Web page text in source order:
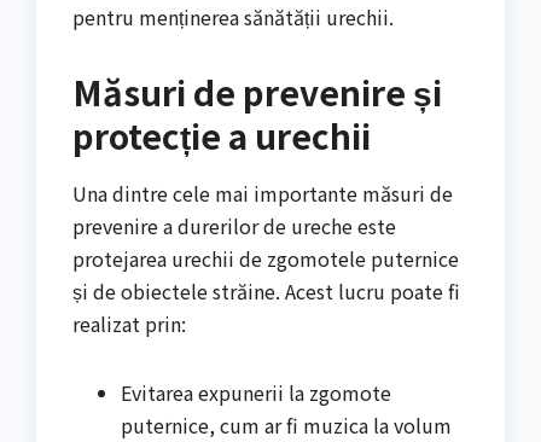
pentru menținerea sănătății urechii.
Măsuri de prevenire și
protecție a urechii
Una dintre cele mai importante măsuri de
prevenire a durerilor de ureche este
protejarea urechii de zgomotele puternice
și de obiectele străine. Acest lucru poate fi
realizat prin:
Evitarea expunerii la zgomote
puternice, cum ar fi muzica la volum